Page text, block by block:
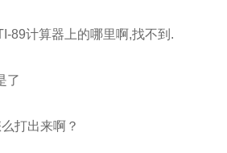
89计算器上的哪里啊,找不到.
了
打出来啊？